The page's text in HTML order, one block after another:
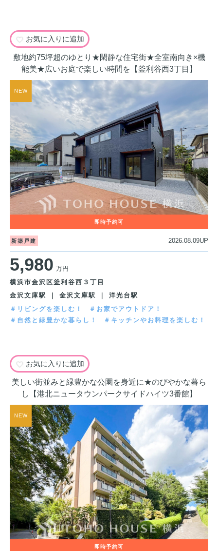
お気に入りに追加
敷地約75坪超のゆとり★閑静な住宅街★全室南向き×機
能美★広いお庭で楽しい時間を【釜利谷西3丁目】
新築戸建 2026.08.09UP
5,980 万円
横浜市金沢区釜利谷西３丁目
金沢文庫駅 ｜ 金沢文庫駅 ｜ 洋光台駅
＃リビングを楽しむ！
＃お家でアウトドア！
＃自然と緑豊かな暮らし！
＃キッチンやお料理を楽しむ！
お気に入りに追加
美しい街並みと緑豊かな公園を身近に★のびやかな暮ら
し【港北ニュータウンパークサイドハイツ3番館】